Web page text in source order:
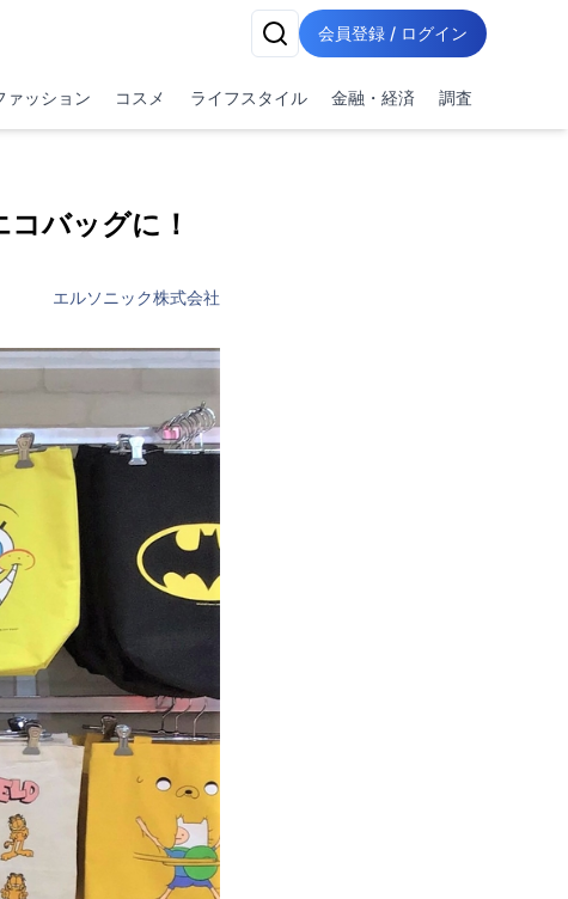
会員登録 / ログイン
ァッション コスメ ライフスタイル 金融・経済 調査
バッグに！
エルソニック株式会社